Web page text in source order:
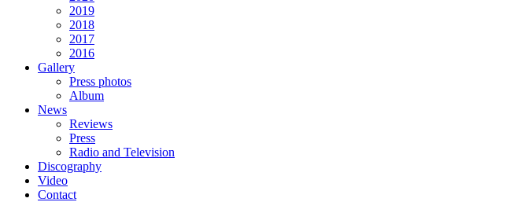
2019
2018
2017
2016
Gallery
Press photos
Album
News
Reviews
Press
Radio and Television
Discography
Video
Contact